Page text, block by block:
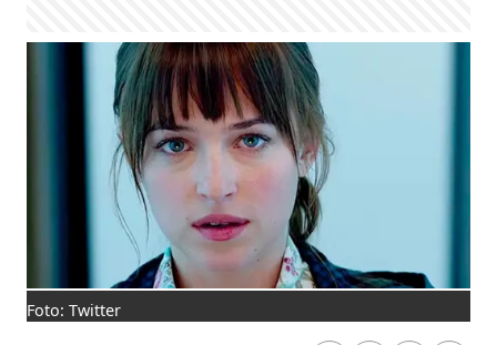
Foto: Twitter